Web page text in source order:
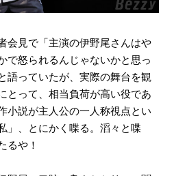
会見で「主演の伊野尾さんはや
で怒られるんじゃないかと思っ
語っていたが、実際の舞台を観
とって、相当負荷が高い役であ
小説が主人公の一人称視点とい
」、とにかく喋る。滔々と喋
るや！